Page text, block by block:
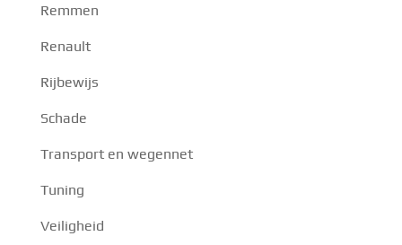
Remmen
Renault
Rijbewijs
Schade
Transport en wegennet
Tuning
Veiligheid